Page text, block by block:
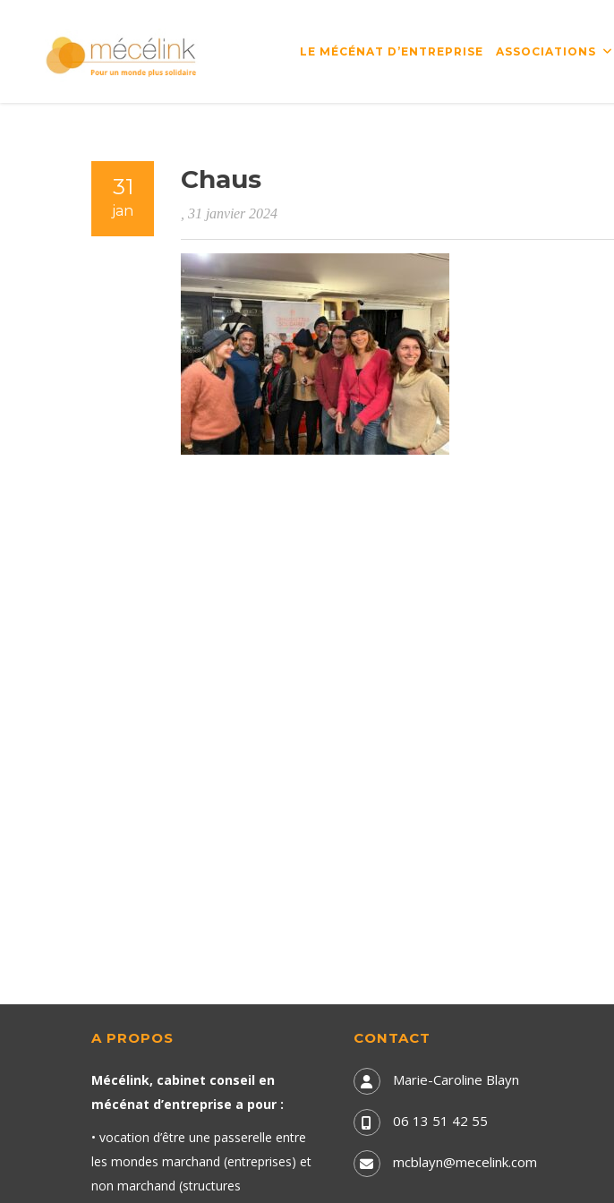
LE MÉCÉNAT D’ENTREPRISE ASSOCIATIONS
31
jan
Chaus
, 31 janvier 2024
A PROPOS
Mécélink, cabinet conseil en
mécénat d’entreprise a pour :
• vocation d’être une passerelle entre
les mondes marchand (entreprises) et
non marchand (structures
CONTACT
Marie-Caroline Blayn
06 13 51 42 55
mcblayn@mecelink.com